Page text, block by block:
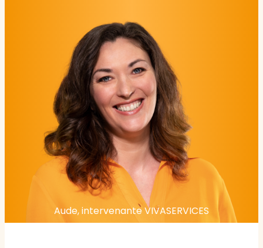
Aude, intervenante VIVASERVICES